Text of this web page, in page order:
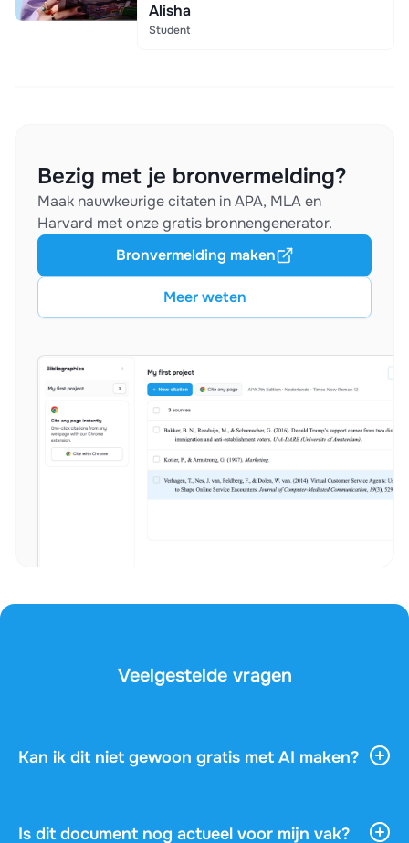
Alisha
Student
Bezig met je bronvermelding?
Maak nauwkeurige citaten in APA, MLA en
Harvard met onze gratis bronnengenerator.
Meer weten
Bronvermelding maken
Veelgestelde vragen
Kan ik dit niet gewoon gratis met AI maken?
niet. Dit document is geschreven door een
Is dit document nog actueel voor mijn vak?